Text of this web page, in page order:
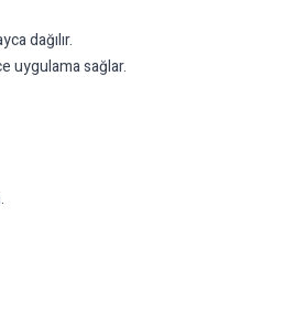
dağılır.
uygulama sağlar.